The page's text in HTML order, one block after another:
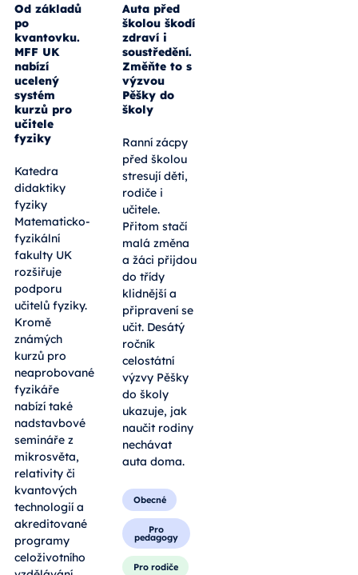
Od základů
po
kvantovku.
MFF UK
nabízí
ucelený
systém
kurzů pro
učitele
fyziky
Katedra
didaktiky
fyziky
Matematicko-
fyzikální
fakulty UK
rozšiřuje
podporu
učitelů fyziky.
Kromě
známých
kurzů pro
neaprobované
fyzikáře
nabízí také
nadstavbové
semináře z
mikrosvěta,
relativity či
kvantových
technologií a
akreditované
programy
celoživotního
Auta před
školou škodí
zdraví i
soustředění.
Změňte to s
výzvou
Pěšky do
školy
Ranní zácpy
před školou
stresují děti,
rodiče i
učitele.
Přitom stačí
malá změna
a žáci přijdou
do třídy
klidnější a
připravení se
učit. Desátý
ročník
celostátní
výzvy Pěšky
do školy
ukazuje, jak
naučit rodiny
nechávat
auta doma.
Obecné
Pro
pedagogy
Pro rodiče